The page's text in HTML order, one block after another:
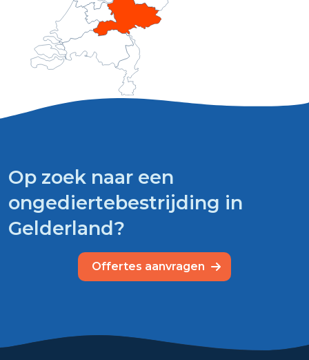
Op zoek naar een
ongediertebestrijding in
Gelderland?
Offertes aanvragen